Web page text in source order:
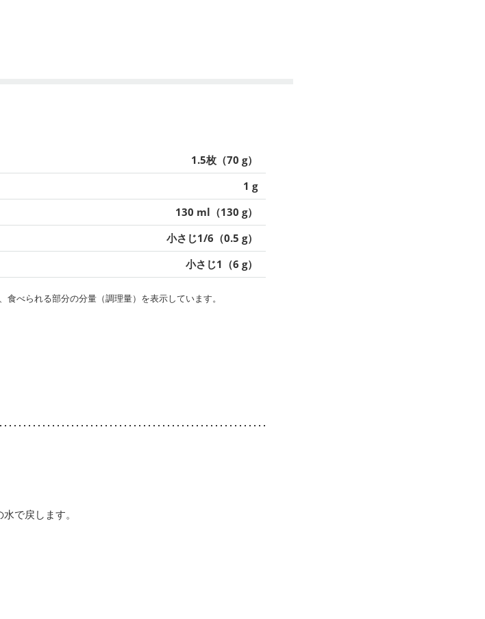
1.5枚（70 g）
1 g
130 ml（130 g）
小さじ1/6（0.5 g）
小さじ1（6 g）
べられる部分の分量（調理量）を表示しています。
で戻します。